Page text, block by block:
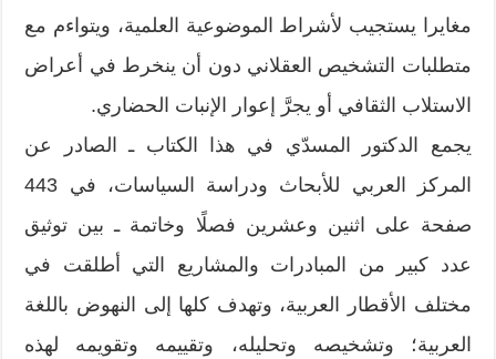
مغايرا يستجيب لأشراط الموضوعية العلمية، ويتواءم مع
متطلبات التشخيص العقلاني دون أن ينخرط في أعراض
الاستلاب الثقافي أو يجرَّ إعوار الإنبات الحضاري.
يجمع الدكتور المسدّي في هذا الكتاب ـ الصادر عن
المركز العربي للأبحاث ودراسة السياسات، في 443
صفحة على اثنين وعشرين فصلًا وخاتمة ـ بين توثيق
عدد كبير من المبادرات والمشاريع التي أطلقت في
مختلف الأقطار العربية، وتهدف كلها إلى النهوض باللغة
العربية؛ وتشخيصه وتحليله، وتقييمه وتقويمه لهذه